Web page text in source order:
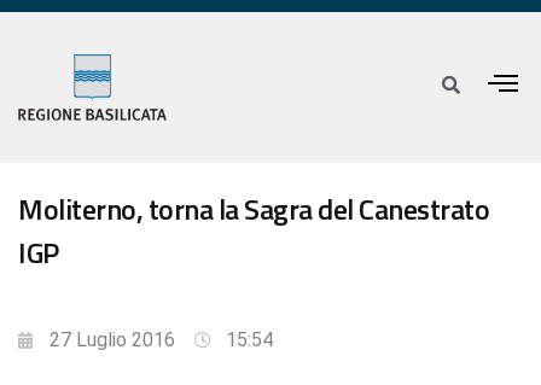
Moliterno, torna la Sagra del Canestrato
IGP
27 Luglio 2016 15:54